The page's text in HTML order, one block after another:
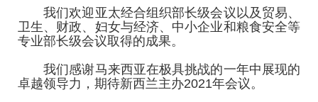
我们欢迎亚太经合组织部长级会议以及贸易、
卫生、财政、妇女与经济、中小企业和粮食安全等
专业部长级会议取得的成果。
我们感谢马来西亚在极具挑战的一年中展现的
卓越领导力，期待新西兰主办2021年会议。